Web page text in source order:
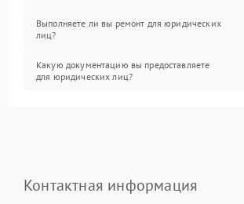
Выполняете ли вы ремонт для юридических
лиц?
Какую документацию вы предоставляете
для юридических лиц?
Контактная информация